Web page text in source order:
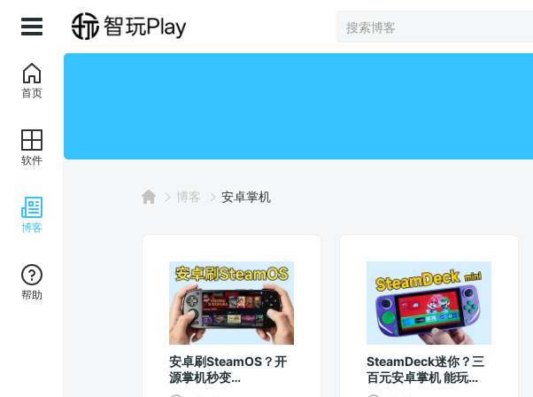
博客 安卓掌机
安卓刷SteamOS？开
源掌机秒变
SteamDeck！
SteamDeck迷你？三
百元安卓掌机 能玩
Switch游戏
首页
软件
博客
帮助